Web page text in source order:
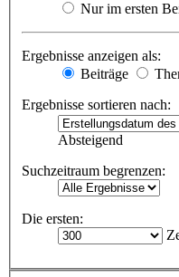
Nur im ersten
Ergebnisse anzeigen als:
Beiträge
Ergebnisse sortieren nach:
Absteigend
Suchzeitraum begrenzen:
Die ersten: